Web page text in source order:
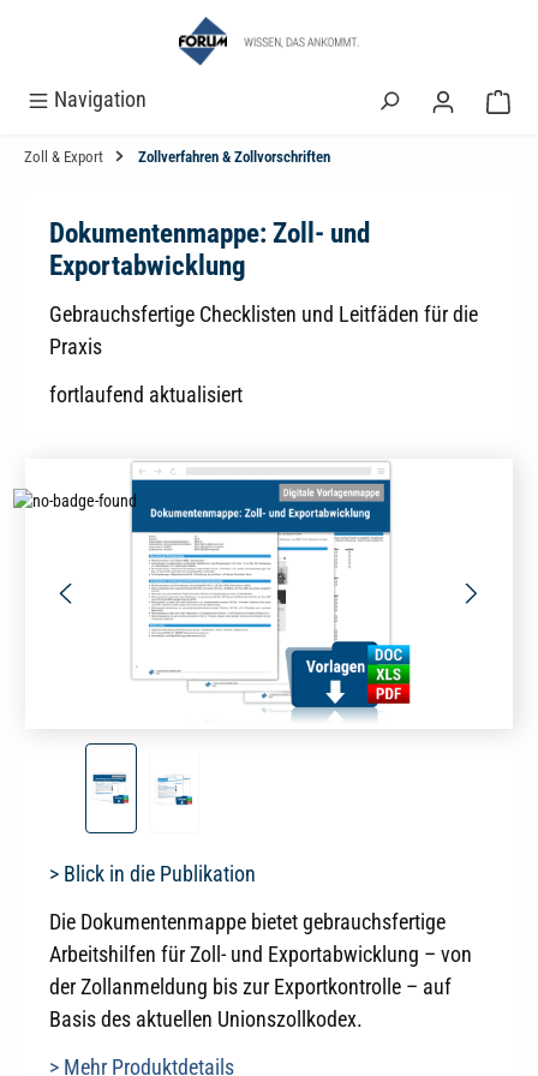
Navigation
Zoll & Export Zollverfahren & Zollvorschriften
Dokumentenmappe: Zoll- und
Exportabwicklung
Gebrauchsfertige Checklisten und Leitfäden für die
Praxis
fortlaufend aktualisiert
> Blick in die Publikation
Die Dokumentenmappe bietet gebrauchsfertige
Arbeitshilfen für Zoll- und Exportabwicklung – von
der Zollanmeldung bis zur Exportkontrolle – auf
Basis des aktuellen Unionszollkodex.
> Mehr Produktdetails